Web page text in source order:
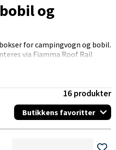
og
for campingvogn og bobil.
via Fiamma Roof Rail
16 produkter
Butikkens favoritter